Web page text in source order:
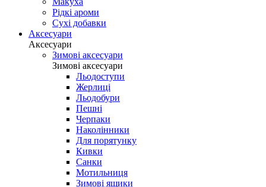
Рідкі ароми
Сухі добавки
Аксесуари
Аксесуари
Зимові аксесуари
Зимові аксесуари
Льодоступи
Жерлиці
Льодобури
Пешні
Черпаки
Наколінники
Для порятунку
Кивки
Санки
Мотильниця
Зимові ящики